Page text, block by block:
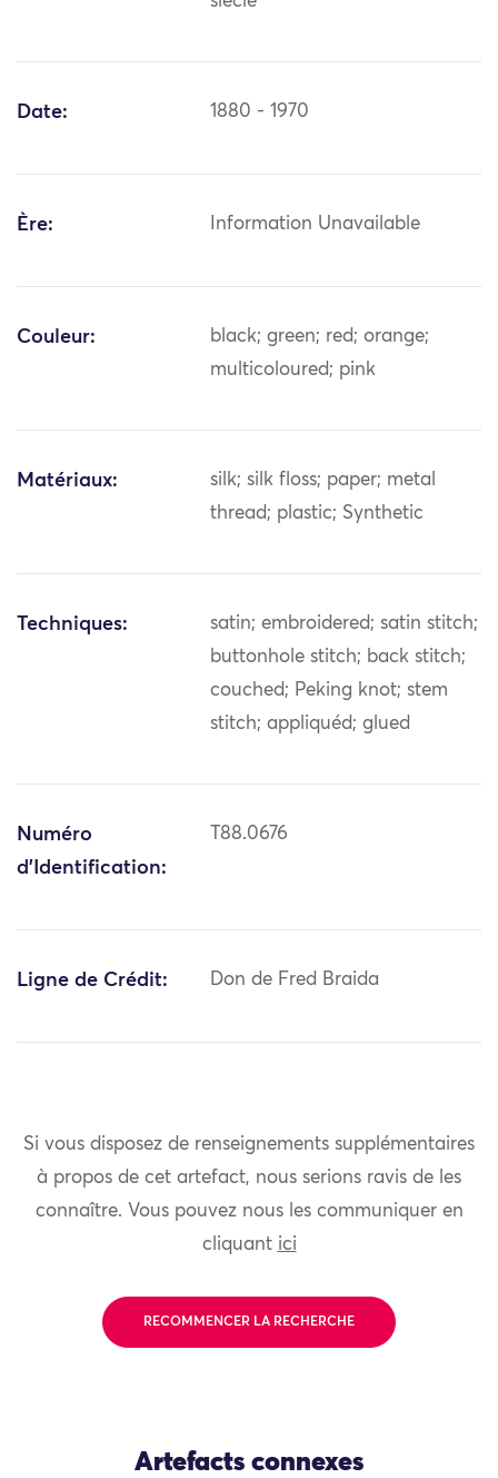
Date: 1880 - 1970
Ère: Information Unavailable
Couleur:
black; green; red; orange;
multicoloured; pink
Matériaux:
silk; silk floss; paper; metal
thread; plastic; Synthetic
Techniques:
satin; embroidered; satin stitch;
buttonhole stitch; back stitch;
couched; Peking knot; stem
stitch; appliquéd; glued
Numéro
d'Identification:
T88.0676
Ligne de Crédit: Don de Fred Braida
Si vous disposez de renseignements supplémentaires
à propos de cet artefact, nous serions ravis de les
connaître. Vous pouvez nous les communiquer en
cliquant ici
RECOMMENCER LA RECHERCHE
Artefacts connexes